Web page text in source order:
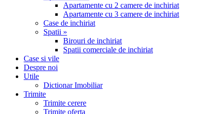
Apartamente cu 2 camere de inchiriat
Apartamente cu 3 camere de inchiriat
Case de inchiriat
Spatii »
Birouri de inchiriat
Spatii comerciale de inchiriat
Case si vile
Despre noi
Utile
Dictionar Imobiliar
Trimite
Trimite cerere
Trimite oferta